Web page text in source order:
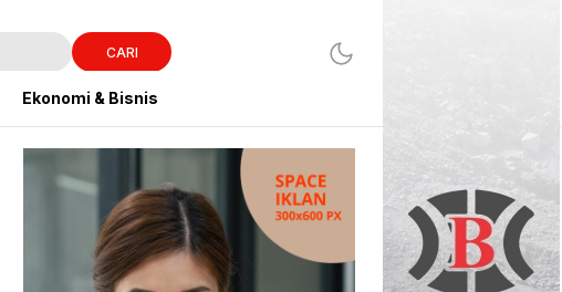
CARI
Ekonomi & Bisnis